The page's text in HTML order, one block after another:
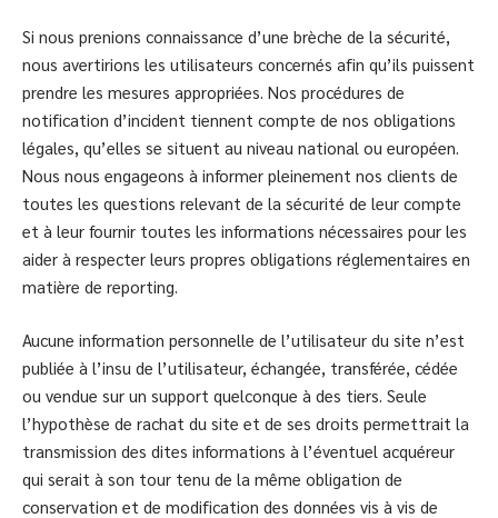
Si nous prenions connaissance d’une brèche de la sécurité,
nous avertirions les utilisateurs concernés afin qu’ils puissent
prendre les mesures appropriées. Nos procédures de
notification d’incident tiennent compte de nos obligations
légales, qu’elles se situent au niveau national ou européen.
Nous nous engageons à informer pleinement nos clients de
toutes les questions relevant de la sécurité de leur compte
et à leur fournir toutes les informations nécessaires pour les
aider à respecter leurs propres obligations réglementaires en
matière de reporting.
Aucune information personnelle de l’utilisateur du site n’est
publiée à l’insu de l’utilisateur, échangée, transférée, cédée
ou vendue sur un support quelconque à des tiers. Seule
l’hypothèse de rachat du site et de ses droits permettrait la
transmission des dites informations à l’éventuel acquéreur
qui serait à son tour tenu de la même obligation de
conservation et de modification des données vis à vis de